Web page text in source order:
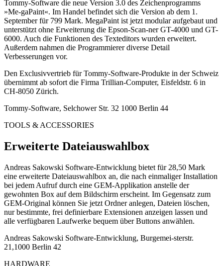
Tommy-Software die neue Version 3.0 des Zeichenprogramms
»Me-gaPaint«. Im Handel befindet sich die Version ab dem 1.
September für 799 Mark. MegaPaint ist jetzt modular aufgebaut und
unterstützt ohne Erweiterung die Epson-Scan-ner GT-4000 und GT-
6000. Auch die Funktionen des Texteditors wurden erweitert.
Außerdem nahmen die Programmierer diverse Detail
Verbesserungen vor.
Den Exclusivvertrieb für Tommy-Software-Produkte in der Schweiz
übernimmt ab sofort die Firma Trillian-Computer, Eisfeldstr. 6 in
CH-8050 Zürich.
Tommy-Software, Selchower Str. 32 1000 Berlin 44
TOOLS & ACCESSORIES
Erweiterte Dateiauswahlbox
Andreas Sakowski Software-Entwicklung bietet für 28,50 Mark
eine erweiterte Dateiauswahlbox an, die nach einmaliger Installation
bei jedem Aufruf durch eine GEM-Applikation anstelle der
gewohnten Box auf dem Bildschirm erscheint. Im Gegensatz zum
GEM-Original können Sie jetzt Ordner anlegen, Dateien löschen,
nur bestimmte, frei definierbare Extensionen anzeigen lassen und
alle verfügbaren Laufwerke bequem über Buttons anwählen.
Andreas Sakowski Software-Entwicklung, Burgemei-sterstr.
21,1000 Berlin 42
HARDWARE